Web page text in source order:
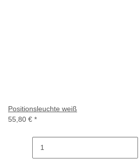
Positionsleuchte weiß
55,80 € *